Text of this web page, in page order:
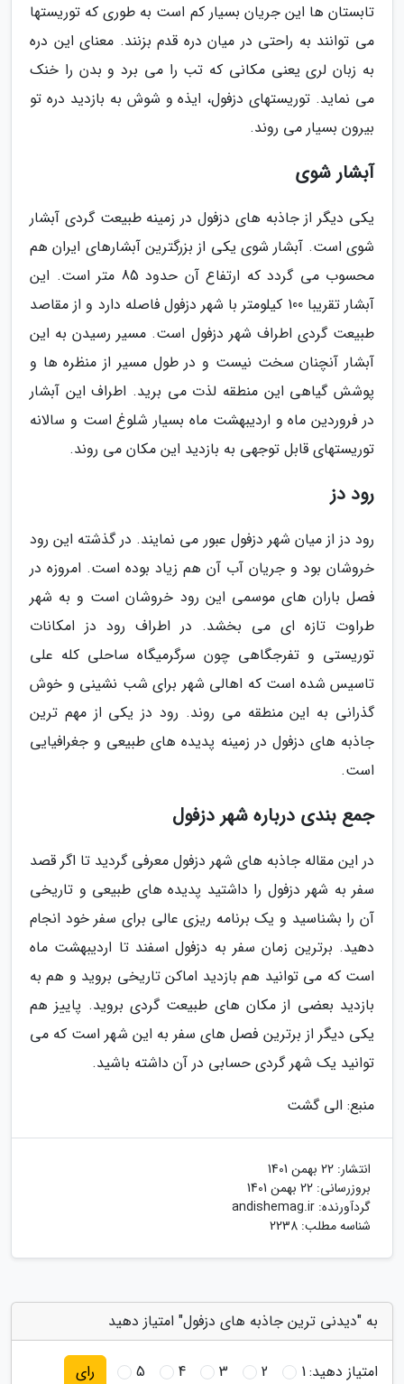
تابستان ها این جریان بسیار کم است به طوری که توریستها
می توانند به راحتی در میان دره قدم بزنند. معنای این دره
به زبان لری یعنی مکانی که تب را می برد و بدن را خنک
می نماید. توریستهای دزفول، ایذه و شوش به بازدید دره تو
بیرون بسیار می روند.
آبشار شوی
یکی دیگر از جاذبه های دزفول در زمینه طبیعت گردی آبشار
شوی است. آبشار شوی یکی از بزرگترین آبشارهای ایران هم
محسوب می گردد که ارتفاع آن حدود 85 متر است. این
آبشار تقریبا 100 کیلومتر با شهر دزفول فاصله دارد و از مقاصد
طبیعت گردی اطراف شهر دزفول است. مسیر رسیدن به این
آبشار آنچنان سخت نیست و در طول مسیر از منظره ها و
پوشش گیاهی این منطقه لذت می برید. اطراف این آبشار
در فروردین ماه و اردیبهشت ماه بسیار شلوغ است و سالانه
توریستهای قابل توجهی به بازدید این مکان می روند.
رود دز
رود دز از میان شهر دزفول عبور می نمایند. در گذشته این رود
خروشان بود و جریان آب آن هم زیاد بوده است. امروزه در
فصل باران های موسمی این رود خروشان است و به شهر
طراوت تازه ای می بخشد. در اطراف رود دز امکانات
توریستی و تفرجگاهی چون سرگرمیگاه ساحلی کله علی
تاسیس شده است که اهالی شهر برای شب نشینی و خوش
گذرانی به این منطقه می روند. رود دز یکی از مهم ترین
جاذبه های دزفول در زمینه پدیده های طبیعی و جغرافیایی
است.
جمع بندی درباره شهر دزفول
در این مقاله جاذبه های شهر دزفول معرفی گردید تا اگر قصد
سفر به شهر دزفول را داشتید پدیده های طبیعی و تاریخی
آن را بشناسید و یک برنامه ریزی عالی برای سفر خود انجام
دهید. برترین زمان سفر به دزفول اسفند تا اردیبهشت ماه
است که می توانید هم بازدید اماکن تاریخی بروید و هم به
بازدید بعضی از مکان های طبیعت گردی بروید. پاییز هم
یکی دیگر از برترین فصل های سفر به این شهر است که می
توانید یک شهر گردی حسابی در آن داشته باشید.
منبع: الی گشت
انتشار: 22 بهمن 1401
بروزرسانی: 22 بهمن 1401
گردآورنده: andishemag.ir
شناسه مطلب: 2238
به "دیدنی ترین جاذبه های دزفول" امتیاز دهید
امتیاز دهید:1
2
3
4
5 رای